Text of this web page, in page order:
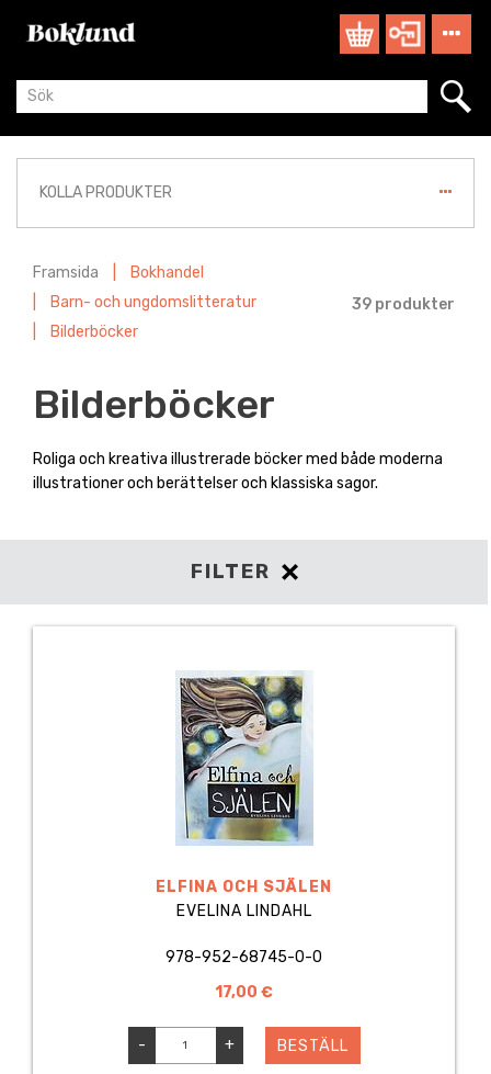
KOLLA PRODUKTER
Framsida
Bokhandel
Barn- och ungdomslitteratur
Bilderböcker
39 produkter
Bilderböcker
Roliga och kreativa illustrerade böcker med både moderna
illustrationer och berättelser och klassiska sagor.
FILTER
ELFINA OCH SJÄLEN
EVELINA LINDAHL
978-952-68745-0-0
17,00 €
- + BESTÄLL